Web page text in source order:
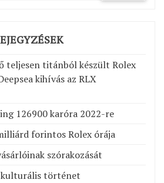
teljesen titánból készült Rolex
kihívás az RLX
126900 karóra 2022-re
forintos Rolex órája
szórakozását
kulturális történet